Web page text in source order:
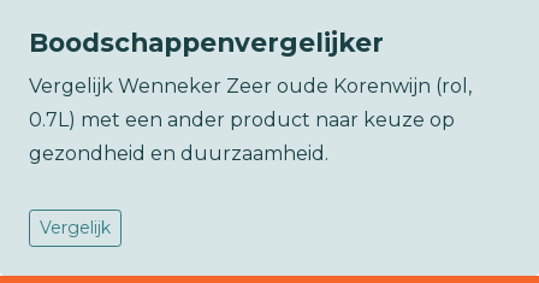
Boodschappenvergelijker
Vergelijk Wenneker Zeer oude Korenwijn (rol,
0.7L) met een ander product naar keuze op
gezondheid en duurzaamheid.
Vergelijk